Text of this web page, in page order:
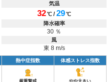
気温
32℃ /29℃
降水確率
30 ％
風
東 8 m/s
熱中症指数 体感ストレス指数
厳重警戒 やや大きい